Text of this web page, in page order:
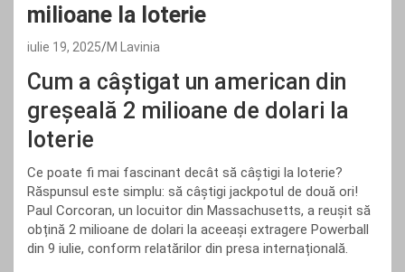
milioane la loterie
iulie 19, 2025 M Lavinia
Cum a câștigat un american din
greșeală 2 milioane de dolari la
loterie
Ce poate fi mai fascinant decât să câștigi la loterie?
Răspunsul este simplu: să câștigi jackpotul de două ori!
Paul Corcoran, un locuitor din Massachusetts, a reușit să
obțină 2 milioane de dolari la aceeași extragere Powerball
din 9 iulie, conform relatărilor din presa internațională.